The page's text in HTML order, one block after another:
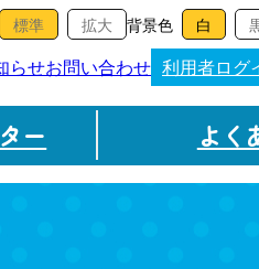
背景色
らせお問い合わせ 利用者ログ
ー よく